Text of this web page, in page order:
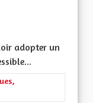
adopter un
transitions